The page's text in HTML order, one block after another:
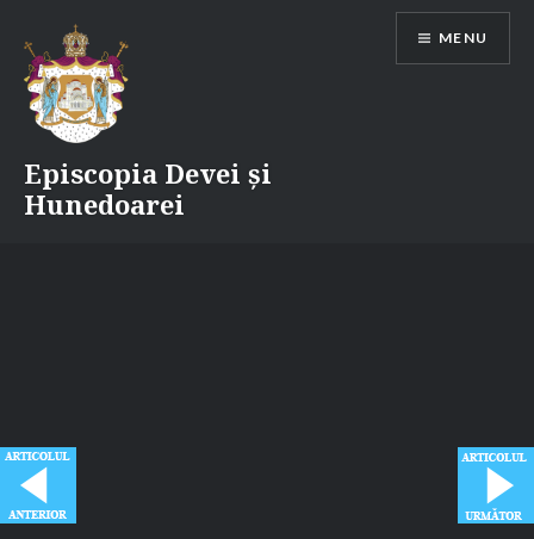
content
Episcopia Devei și
Hunedoarei
MENU